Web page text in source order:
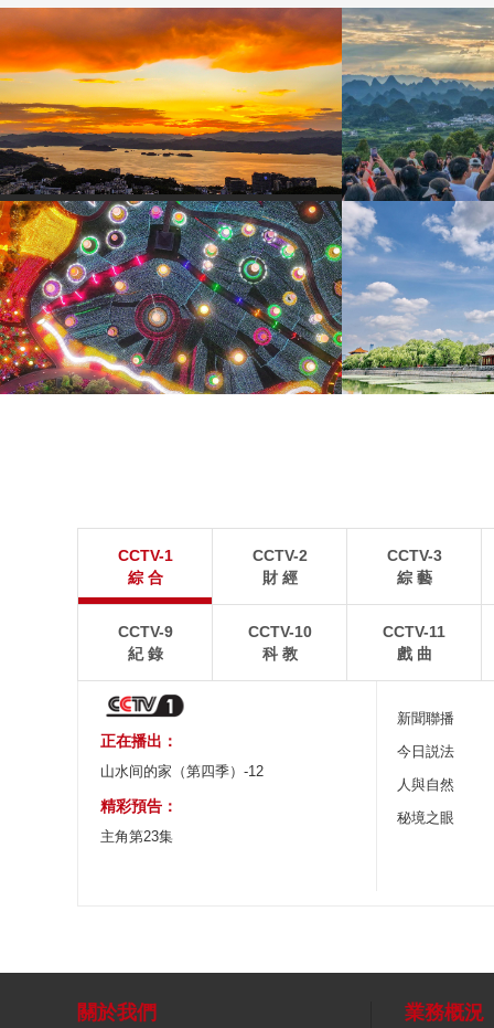
杭州千島湖晚霞絢爛鋪滿天空
8月2日，杭州千島湖迎來晚霞盛景。落日沉入湖面，
廣西陽朔：壯美
8月2日，游客在廣西
8月2日晚，江蘇張家港香山風景區燈光璀璨，市民和
游客前來賞夜景、逛集市。
8月1日，北京故宮博
CCTV-1
綜 合
CCTV-2
財 經
CCTV-3
綜 藝
CCTV-9
紀 錄
CCTV-10
科 教
CCTV-11
戲 曲
正在播出：
山水间的家（第四季）-12
精彩預告：
主角第23集
新聞聯播
今日説法
人與自然
秘境之眼
關於我們 業務概況